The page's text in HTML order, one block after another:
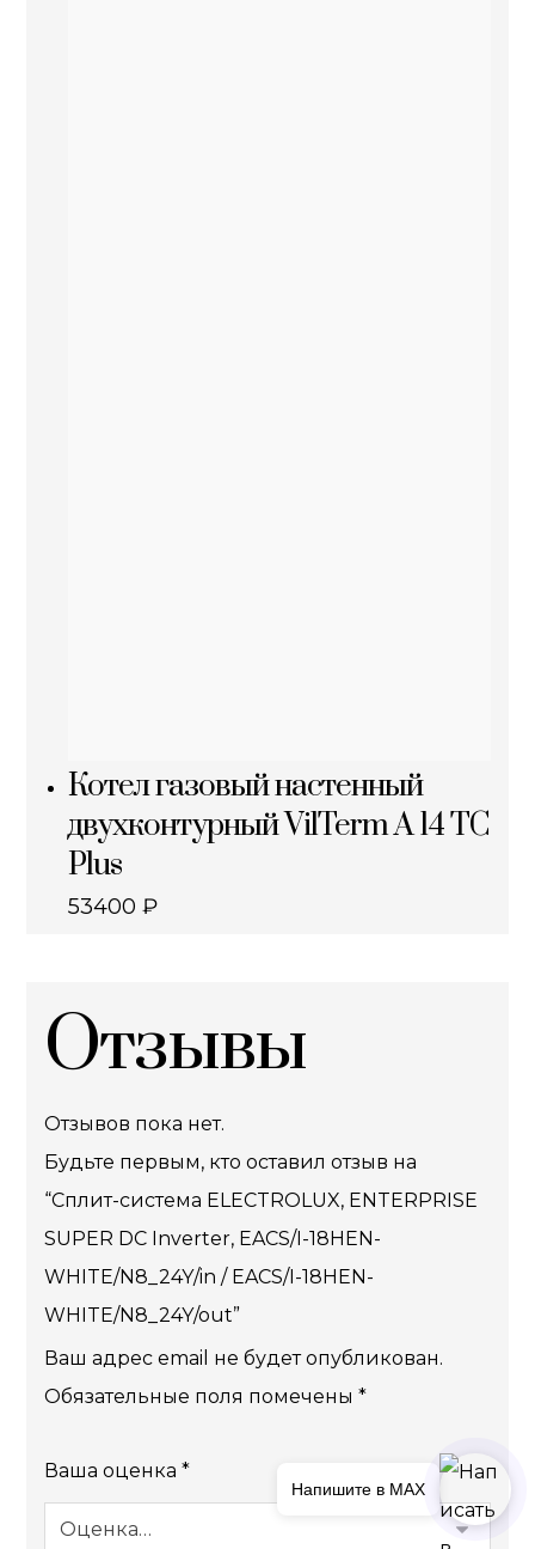
Котел газовый настенный
двухконтурный VilTerm A 14 TC
Plus
53400₽
Отзывы
Отзывов пока нет.
Будьте первым, кто оставил отзыв на
“Сплит-система ELECTROLUX, ENTERPRISE
SUPER DC Inverter, EACS/I-18HEN-
WHITE/N8_24Y/in / EACS/I-18HEN-
WHITE/N8_24Y/out”
Ваш адрес email не будет опубликован.
Обязательные поля помечены*
Ваша оценка*
Напишите в MAX